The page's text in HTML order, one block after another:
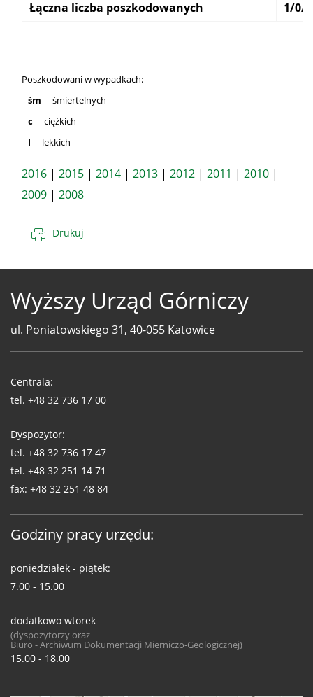
Łączna liczba poszkodowanych 1/0/
Poszkodowani w wypadkach:
śm - śmiertelnych
c - ciężkich
l - lekkich
2016 | 2015 | 2014 | 2013 | 2012 | 2011 | 2010 |
2009 | 2008
Drukuj
Wyższy Urząd Górniczy
ul. Poniatowskiego 31, 40-055 Katowice
WUG
Centrala:
tel. +48 32 736 17 00
Dyspozytor:
tel. +48 32 736 17 47
tel. +48 32 251 14 71
fax: +48 32 251 48 84
Godziny pracy urzędu:
poniedziałek - piątek:
7.00 - 15.00
dodatkowo wtorek
(dyspozytorzy oraz
Biuro - Archiwum Dokumentacji Mierniczo-Geologicznej)
15.00 - 18.00